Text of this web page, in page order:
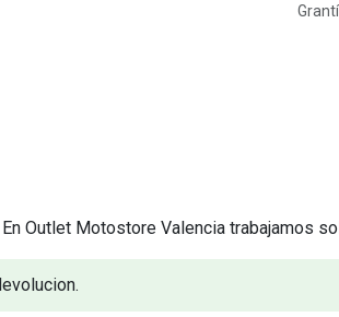
Outlet Motostore Valencia trabajamos